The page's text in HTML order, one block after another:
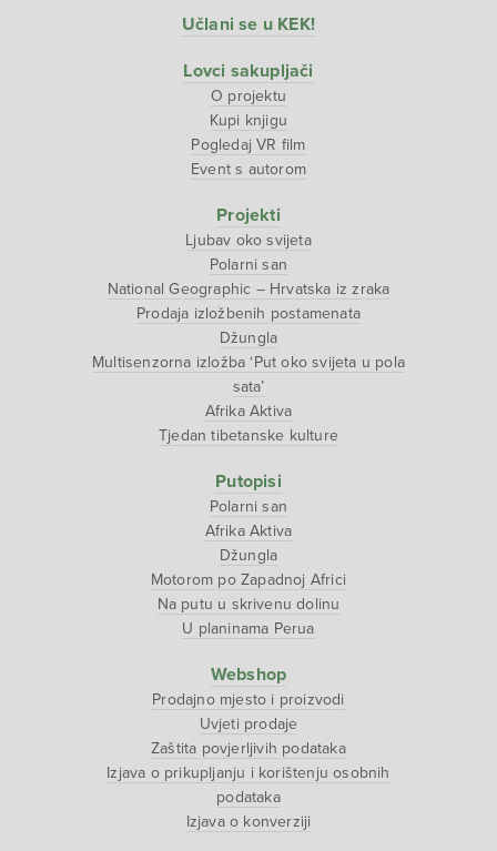
Učlani se u KEK!
Lovci sakupljači
O projektu
Kupi knjigu
Pogledaj VR film
Event s autorom
Projekti
Ljubav oko svijeta
Polarni san
National Geographic – Hrvatska iz zraka
Prodaja izložbenih postamenata
Džungla
Multisenzorna izložba ‘Put oko svijeta u pola
sata’
Afrika Aktiva
Tjedan tibetanske kulture
Putopisi
Polarni san
Afrika Aktiva
Džungla
Motorom po Zapadnoj Africi
Na putu u skrivenu dolinu
U planinama Perua
Webshop
Prodajno mjesto i proizvodi
Uvjeti prodaje
Zaštita povjerljivih podataka
Izjava o prikupljanju i korištenju osobnih
podataka
Izjava o konverziji